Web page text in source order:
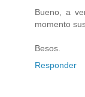
Bueno, a
momento
Besos.
Responder